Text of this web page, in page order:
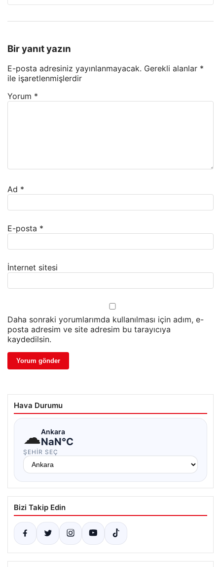
Bir yanıt yazın
E-posta adresiniz yayınlanmayacak. Gerekli alanlar *
ile işaretlenmişlerdir
Yorum *
Ad *
E-posta *
İnternet sitesi
Daha sonraki yorumlarımda kullanılması için adım, e-
posta adresim ve site adresim bu tarayıcıya
kaydedilsin.
Hava Durumu
☁Ankara
NaN°C
ŞEHIR SEÇ
Bizi Takip Edin